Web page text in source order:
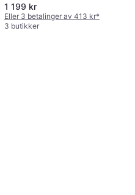
1 199 kr
Eller 3 betalinger av 413 kr*
3 butikker